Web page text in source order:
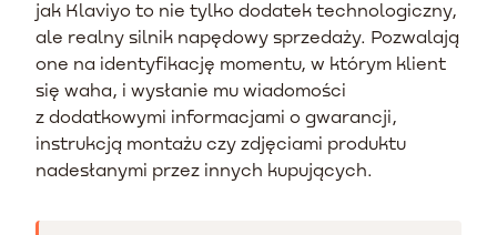
jak Klaviyo to nie tylko dodatek technologiczny,
ale realny silnik napędowy sprzedaży. Pozwalają
one na identyfikację momentu, w którym klient
się waha, i wysłanie mu wiadomości
z dodatkowymi informacjami o gwarancji,
instrukcją montażu czy zdjęciami produktu
nadesłanymi przez innych kupujących.